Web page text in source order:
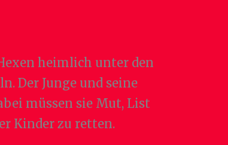
heimlich unter den
Der Junge und seine
müssen sie Mut, List
Kinder zu retten.